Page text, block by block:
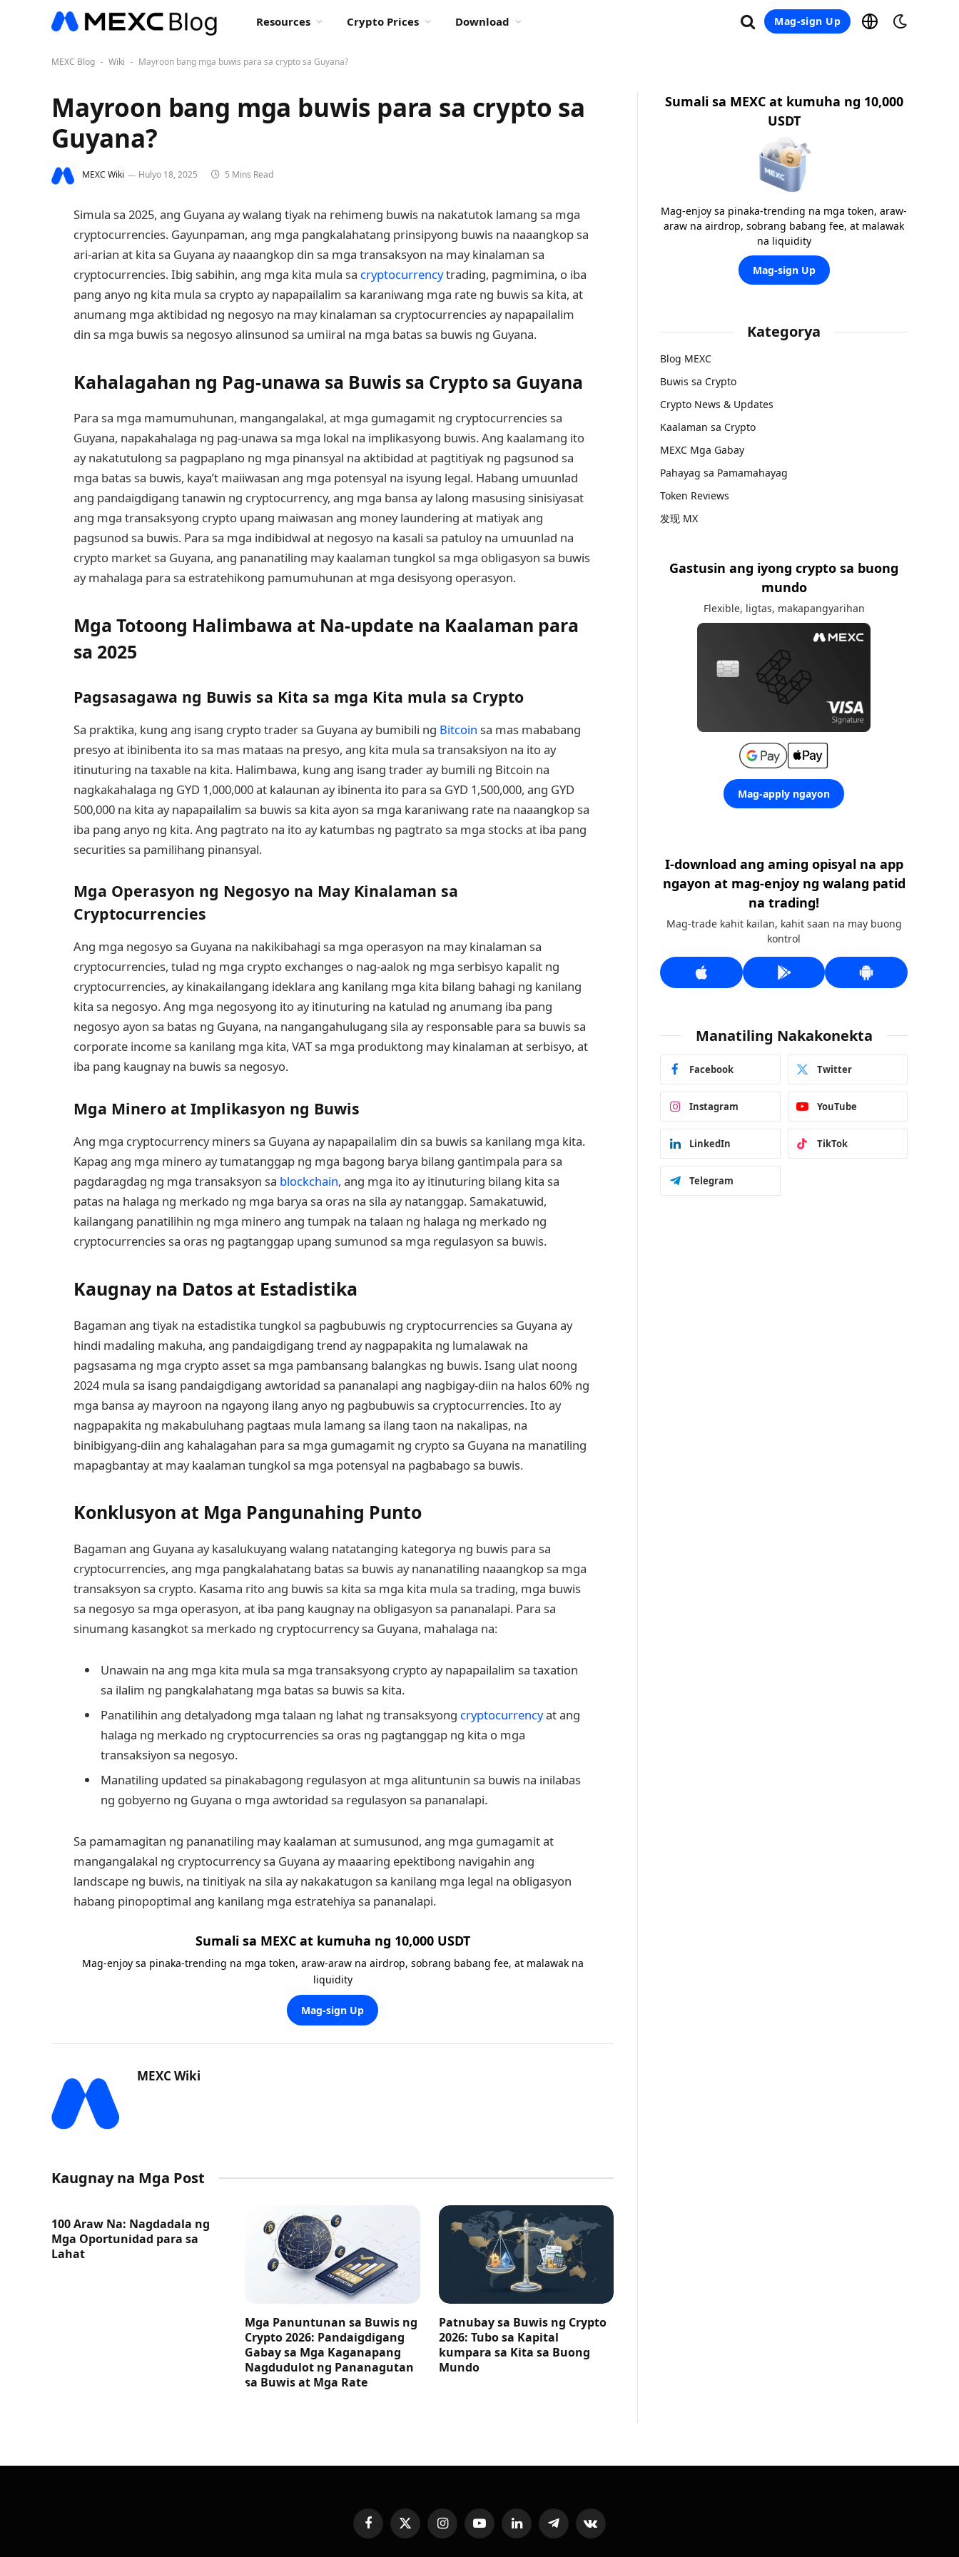
Resources Crypto Prices Download Mag-sign Up
MEXC Blog - Wiki - Mayroon bang mga buwis para sa crypto sa Guyana?
Mayroon bang mga buwis para sa crypto sa
Guyana?
MEXC Wiki Hulyo 18, 2025 5 Mins Read
Simula sa 2025, ang Guyana ay walang tiyak na rehimeng buwis na nakatutok lamang sa mga
cryptocurrencies. Gayunpaman, ang mga pangkalahatang prinsipyong buwis na naaangkop sa
ari-arian at kita sa Guyana ay naaangkop din sa mga transaksyon na may kinalaman sa
cryptocurrencies. Ibig sabihin, ang mga kita mula sa cryptocurrencytrading, pagmimina, o iba
pang anyo ng kita mula sa crypto ay napapailalim sa karaniwang mga rate ng buwis sa kita, at
anumang mga aktibidad ng negosyo na may kinalaman sa cryptocurrencies ay napapailalim
din sa mga buwis sa negosyo alinsunod sa umiiral na mga batas sa buwis ng Guyana.
Kahalagahan ng Pag-unawa sa Buwis sa Crypto sa Guyana
Para sa mga mamumuhunan, mangangalakal, at mga gumagamit ng cryptocurrencies sa
Guyana, napakahalaga ng pag-unawa sa mga lokal na implikasyong buwis. Ang kaalamang ito
ay nakatutulong sa pagpaplano ng mga pinansyal na aktibidad at pagtitiyak ng pagsunod sa
mga batas sa buwis, kaya’t maiiwasan ang mga potensyal na isyung legal. Habang umuunlad
ang pandaigdigang tanawin ng cryptocurrency, ang mga bansa ay lalong masusing sinisiyasat
ang mga transaksyong crypto upang maiwasan ang money laundering at matiyak ang
pagsunod sa buwis. Para sa mga indibidwal at negosyo na kasali sa patuloy na umuunlad na
crypto market sa Guyana, ang pananatiling may kaalaman tungkol sa mga obligasyon sa buwis
ay mahalaga para sa estratehikong pamumuhunan at mga desisyong operasyon.
Mga Totoong Halimbawa at Na-update na Kaalaman para
sa 2025
Pagsasagawa ng Buwis sa Kita sa mga Kita mula sa Crypto
Sa praktika, kung ang isang crypto trader sa Guyana ay bumibili ng Bitcoin sa mas mababang
presyo at ibinibenta ito sa mas mataas na presyo, ang kita mula sa transaksiyon na ito ay
itinuturing na taxable na kita. Halimbawa, kung ang isang trader ay bumili ng Bitcoin na
nagkakahalaga ng GYD 1,000,000 at kalaunan ay ibinenta ito para sa GYD 1,500,000, ang GYD
500,000 na kita ay napapailalim sa buwis sa kita ayon sa mga karaniwang rate na naaangkop sa
iba pang anyo ng kita. Ang pagtrato na ito ay katumbas ng pagtrato sa mga stocks at iba pang
securities sa pamilihang pinansyal.
Mga Operasyon ng Negosyo na May Kinalaman sa
Cryptocurrencies
Ang mga negosyo sa Guyana na nakikibahagi sa mga operasyon na may kinalaman sa
cryptocurrencies, tulad ng mga crypto exchanges o nag-aalok ng mga serbisyo kapalit ng
cryptocurrencies, ay kinakailangang ideklara ang kanilang mga kita bilang bahagi ng kanilang
kita sa negosyo. Ang mga negosyong ito ay itinuturing na katulad ng anumang iba pang
negosyo ayon sa batas ng Guyana, na nangangahulugang sila ay responsable para sa buwis sa
corporate income sa kanilang mga kita, VAT sa mga produktong may kinalaman at serbisyo, at
iba pang kaugnay na buwis sa negosyo.
Mga Minero at Implikasyon ng Buwis
Ang mga cryptocurrency miners sa Guyana ay napapailalim din sa buwis sa kanilang mga kita.
Kapag ang mga minero ay tumatanggap ng mga bagong barya bilang gantimpala para sa
pagdaragdag ng mga transaksyon sa blockchain, ang mga ito ay itinuturing bilang kita sa
patas na halaga ng merkado ng mga barya sa oras na sila ay natanggap. Samakatuwid,
kailangang panatilihin ng mga minero ang tumpak na talaan ng halaga ng merkado ng
cryptocurrencies sa oras ng pagtanggap upang sumunod sa mga regulasyon sa buwis.
Kaugnay na Datos at Estadistika
Bagaman ang tiyak na estadistika tungkol sa pagbubuwis ng cryptocurrencies sa Guyana ay
hindi madaling makuha, ang pandaigdigang trend ay nagpapakita ng lumalawak na
pagsasama ng mga crypto asset sa mga pambansang balangkas ng buwis. Isang ulat noong
2024 mula sa isang pandaigdigang awtoridad sa pananalapi ang nagbigay-diin na halos 60% ng
mga bansa ay mayroon na ngayong ilang anyo ng pagbubuwis sa cryptocurrencies. Ito ay
nagpapakita ng makabuluhang pagtaas mula lamang sa ilang taon na nakalipas, na
binibigyang-diin ang kahalagahan para sa mga gumagamit ng crypto sa Guyana na manatiling
mapagbantay at may kaalaman tungkol sa mga potensyal na pagbabago sa buwis.
Konklusyon at Mga Pangunahing Punto
Bagaman ang Guyana ay kasalukuyang walang natatanging kategorya ng buwis para sa
cryptocurrencies, ang mga pangkalahatang batas sa buwis ay nananatiling naaangkop sa mga
transaksyon sa crypto. Kasama rito ang buwis sa kita sa mga kita mula sa trading, mga buwis
sa negosyo sa mga operasyon, at iba pang kaugnay na obligasyon sa pananalapi. Para sa
sinumang kasangkot sa merkado ng cryptocurrency sa Guyana, mahalaga na:
Unawain na ang mga kita mula sa mga transaksyong crypto ay napapailalim sa taxation
sa ilalim ng pangkalahatang mga batas sa buwis sa kita.
Panatilihin ang detalyadong mga talaan ng lahat ng transaksyong cryptocurrencyat ang
halaga ng merkado ng cryptocurrencies sa oras ng pagtanggap ng kita o mga
transaksiyon sa negosyo.
Manatiling updated sa pinakabagong regulasyon at mga alituntunin sa buwis na inilabas
ng gobyerno ng Guyana o mga awtoridad sa regulasyon sa pananalapi.
Sa pamamagitan ng pananatiling may kaalaman at sumusunod, ang mga gumagamit at
mangangalakal ng cryptocurrency sa Guyana ay maaaring epektibong navigahin ang
landscape ng buwis, na tinitiyak na sila ay nakakatugon sa kanilang mga legal na obligasyon
habang pinopoptimal ang kanilang mga estratehiya sa pananalapi.
Sumali sa MEXC at kumuha ng 10,000 USDT
Mag-enjoy sa pinaka-trending na mga token, araw-araw na airdrop, sobrang babang fee, at malawak na
liquidity
Mag-sign Up
MEXC Wiki
Kaugnay na Mga Post
100 Araw Na: Nagdadala ng
Mga Oportunidad para sa
Lahat
Mga Panuntunan sa Buwis ng
Crypto 2026: Pandaigdigang
Gabay sa Mga Kaganapang
Nagdudulot ng Pananagutan
sa Buwis at Mga Rate
Patnubay sa Buwis ng Crypto
2026: Tubo sa Kapital
kumpara sa Kita sa Buong
Mundo
Sumali sa MEXC at kumuha ng 10,000
USDT
Mag-enjoy sa pinaka-trending na mga token, araw-
araw na airdrop, sobrang babang fee, at malawak
na liquidity
Mag-sign Up
Kategorya
Blog MEXC
Buwis sa Crypto
Crypto News & Updates
Kaalaman sa Crypto
MEXC Mga Gabay
Pahayag sa Pamamahayag
Token Reviews
发现 MX
Gastusin ang iyong crypto sa buong
mundo
Flexible, ligtas, makapangyarihan
Mag-apply ngayon
I-download ang aming opisyal na app
ngayon at mag-enjoy ng walang patid
na trading!
Mag-trade kahit kailan, kahit saan na may buong
kontrol
Manatiling Nakakonekta
Facebook Twitter
Instagram YouTube
LinkedIn TikTok
Telegram
FacebookX
(Twitter)
InstagramYouTubeLinkedInTelegramVKontakte